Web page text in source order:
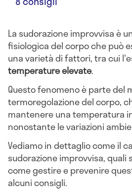
La sudorazione improvvisa è
fisiologica del corpo che può
una varietà di fattori, tra cui
temperature elevate.
Questo fenomeno è parte del
termoregolazione del corpo,
mantenere una temperatura
nonostante le variazioni
Vediamo in dettaglio come il
sudorazione improvvisa, quali
come gestire e prevenire
alcuni consigli.